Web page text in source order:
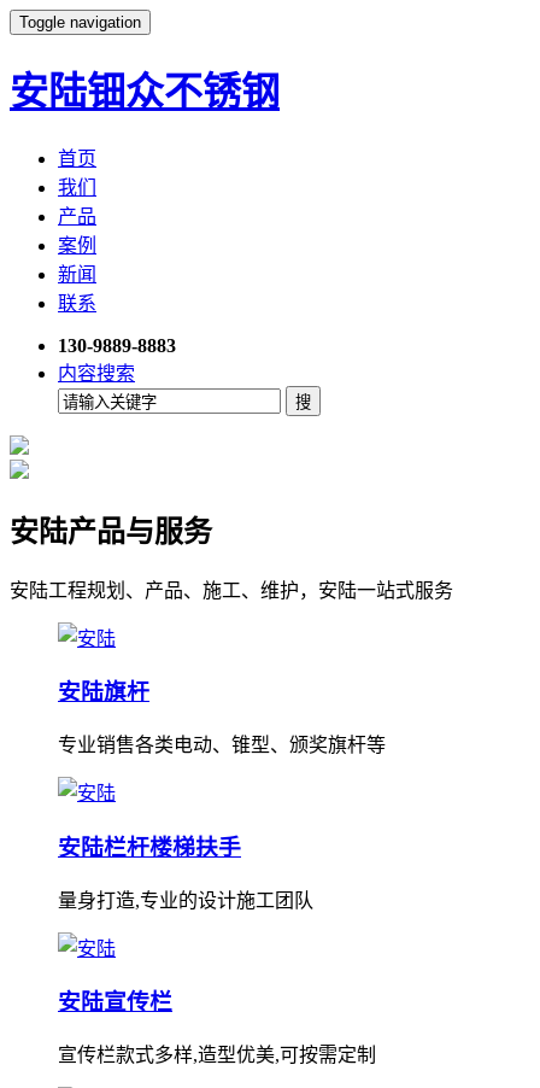
Toggle navigation
安陆钿众不锈钢
首页
我们
产品
案例
新闻
联系
130-9889-8883
内容搜索
安陆产品与服务
安陆工程规划、产品、施工、维护，安陆一站式服务
安陆旗杆
专业销售各类电动、锥型、颁奖旗杆等
安陆栏杆楼梯扶手
量身打造,专业的设计施工团队
安陆宣传栏
宣传栏款式多样,造型优美,可按需定制